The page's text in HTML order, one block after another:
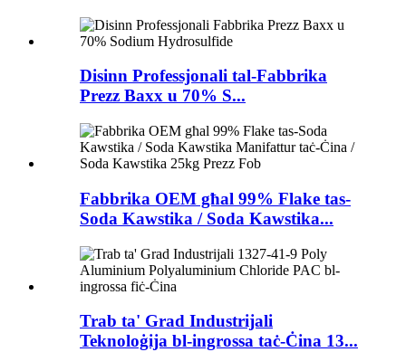
Disinn Professjonali tal-Fabbrika
Prezz Baxx u 70% S...
Fabbrika OEM għal 99% Flake tas-
Soda Kawstika / Soda Kawstika...
Trab ta' Grad Industrijali
Teknoloġija bl-ingrossa taċ-Ċina 13...